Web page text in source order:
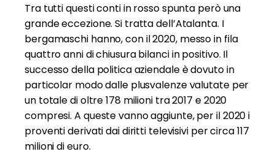
Tra tutti questi conti in rosso spunta però una
grande eccezione. Si tratta dell’Atalanta. I
bergamaschi hanno, con il 2020, messo in fila
quattro anni di chiusura bilanci in positivo. Il
successo della politica aziendale è dovuto in
particolar modo dalle plusvalenze valutate per
un totale di oltre 178 milioni tra 2017 e 2020
compresi. A queste vanno aggiunte, per il 2020 i
proventi derivati dai diritti televisivi per circa 117
milioni di euro.